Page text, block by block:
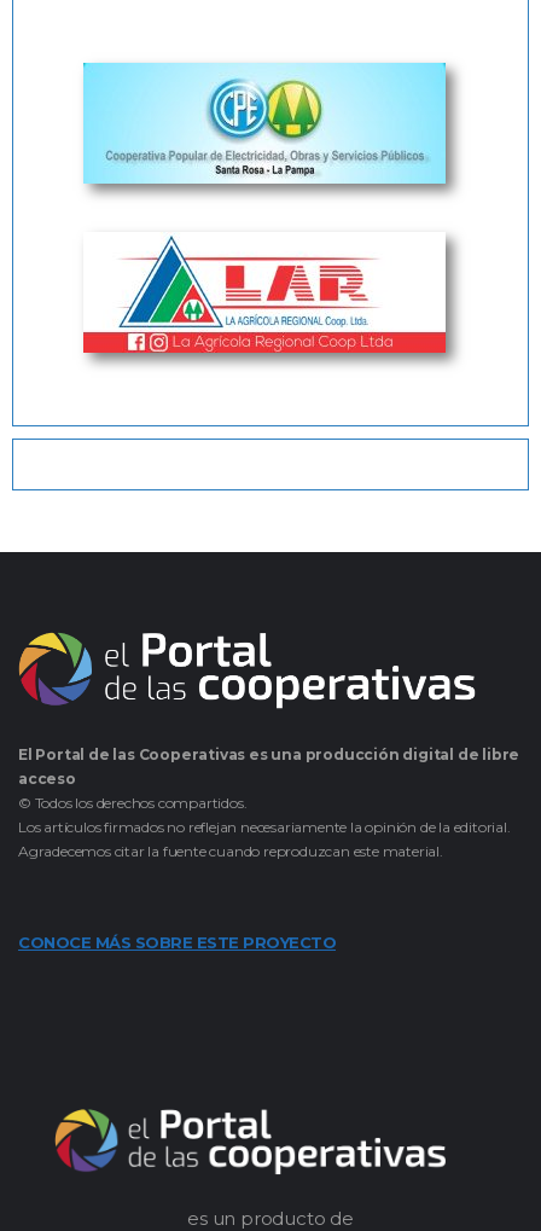
El Portal de las Cooperativas es una producción digital de libre
acceso
© Todos los derechos compartidos.
Los artículos firmados no reflejan necesariamente la opinión de la editorial.
Agradecemos citar la fuente cuando reproduzcan este material.
CONOCE MÁS SOBRE ESTE PROYECTO
es un producto de